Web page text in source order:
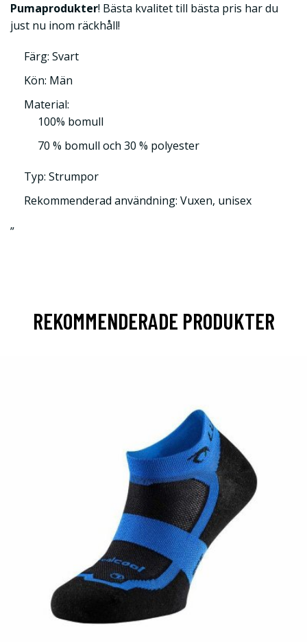
Pumaprodukter! Bästa kvalitet till bästa pris har du
just nu inom räckhåll!
Färg: Svart
Kön: Män
Material:
100% bomull
70 % bomull och 30 % polyester
Typ: Strumpor
Rekommenderad användning: Vuxen, unisex
”
REKOMMENDERADE PRODUKTER